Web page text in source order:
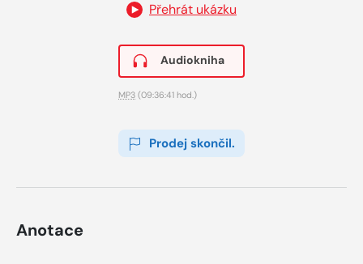
Přehrát ukázku
Audiokniha
MP3 (09:36:41 hod.)
Prodej skončil.
Anotace